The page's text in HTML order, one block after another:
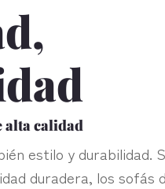
alta calidad
estilo y durabilidad.
duradera, los sofás